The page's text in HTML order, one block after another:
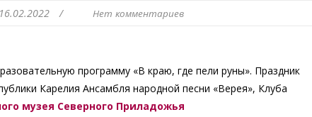
16.02.2022 / Нет комментариев
программу «В краю, где пели руны». Праздник
Карелия Ансамбля народной песни «Верея», Клуба
музея Северного Приладожья